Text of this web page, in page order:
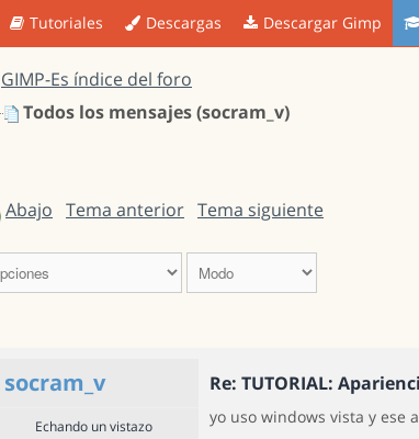
Tutoriales Descargas Descargar Gimp
GIMP-Es índice del foro
Todos los mensajes (socram_v)
Abajo Tema anterior Tema siguiente
socram_v Re: TUTORIAL:
Echando un vistazo
yo uso windows vista y ese